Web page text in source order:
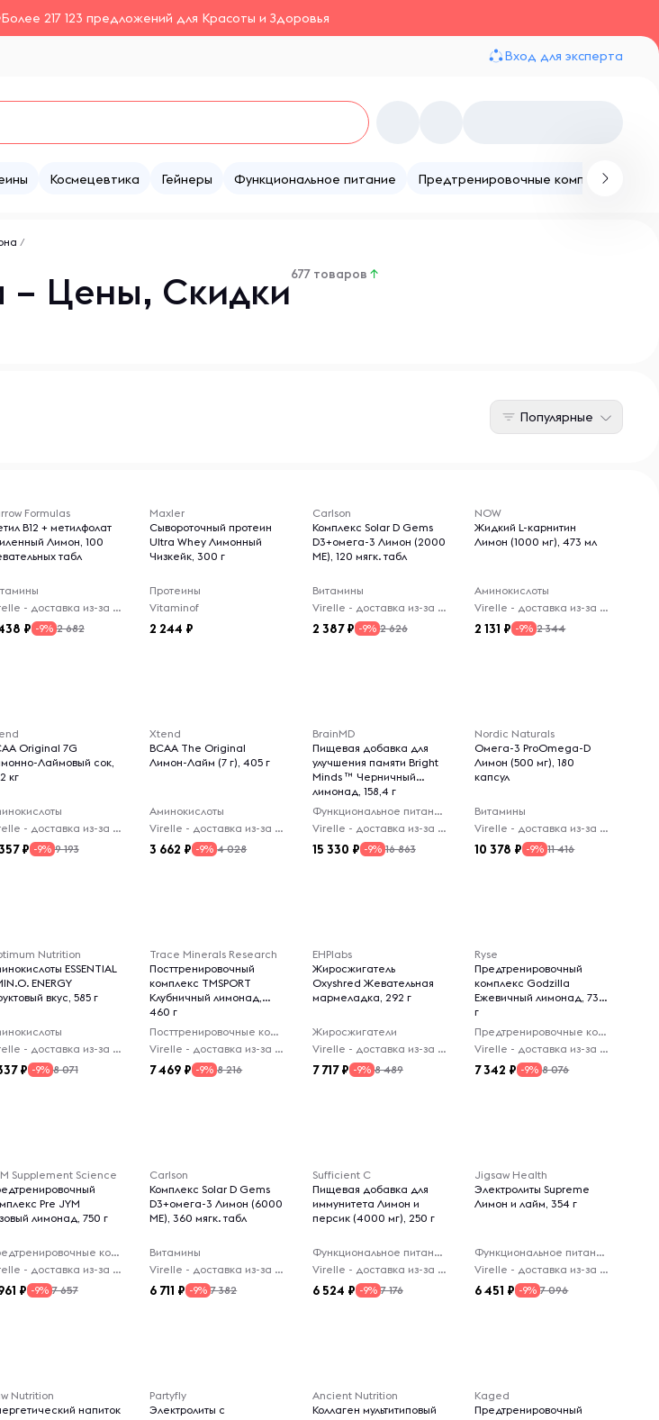
Более 217 123 предложений для Красоты и Здоровья
Вход для эксперта
Космецевтика Гейнеры Функциональное питание Предтренировочные комплексы
/
– Цены, Скидки677 товаров ↑
Популярные
Formulas
B12 + метилфолат
Лимон, 100
табл
Virelle - доставка из-за рубежа
-9% 2 682
Maxler
Сывороточный протеин
Ultra Whey Лимонный
Чизкейк, 300 г
Протеины
Vitaminof
2 244
Carlson
Комплекс Solar D Gems
D3+омега-3 Лимон (2000
МЕ), 120 мягк. табл
Витамины
Virelle - доставка из-за рубежа
2 387 -9% 2 626
NOW
Жидкий L-карнитин
Лимон (1000 мг), 473 мл
Аминокислоты
Virelle - доставка из-за рубежа
2 131 -9% 2 344
Original 7G
Лаймовый сок,
кг
Virelle - доставка из-за рубежа
-9% 9 193
Xtend
BCAA The Original
Лимон-Лайм (7 г), 405 г
Аминокислоты
Virelle - доставка из-за рубежа
3 662 -9% 4 028
BrainMD
Пищевая добавка для
улучшения памяти Bright
Minds ™ Черничный
лимонад, 158,4 г
Функциональное питание
Virelle - доставка из-за рубежа
15 330 -9% 16 863
Nordic Naturals
Омега-3 ProOmega-D
Лимон (500 мг), 180
капсул
Витамины
Virelle - доставка из-за рубежа
10 378 -9% 11 416
Nutrition
ESSENTIAL
ENERGY
вкус, 585 г
Virelle - доставка из-за рубежа
-9% 8 071
Trace Minerals Research
Посттренировочный
комплекс TMSPORT
Клубничный лимонад,
460 г
Посттренировочные комплексы
Virelle - доставка из-за рубежа
7 469 -9% 8 216
EHPlabs
Жиросжигатель
Oxyshred Жевательная
мармеладка, 292 г
Жиросжигатели
Virelle - доставка из-за рубежа
7 717 -9% 8 489
Ryse
Предтренировочный
комплекс Godzilla
Ежевичный лимонад, 732
г
Предтренировочные комплексы
Virelle - доставка из-за рубежа
7 342 -9% 8 076
Supplement Science
Pre JYM
лимонад, 750 г
Предтренировочные комплексы
Virelle - доставка из-за рубежа
-9% 7 657
Carlson
Комплекс Solar D Gems
D3+омега-3 Лимон (6000
МЕ), 360 мягк. табл
Витамины
Virelle - доставка из-за рубежа
6 711 -9% 7 382
Sufficient C
Пищевая добавка для
иммунитета Лимон и
персик (4000 мг), 250 г
Функциональное питание
Virelle - доставка из-за рубежа
6 524 -9% 7 176
Jigsaw Health
Электролиты Supreme
Лимон и лайм, 354 г
Функциональное питание
Virelle - доставка из-за рубежа
6 451 -9% 7 096
Nutrition
напиток
Partyfly
Электролиты с
Ancient Nutrition
Коллаген мультитиповый
Kaged
Предтренировочный